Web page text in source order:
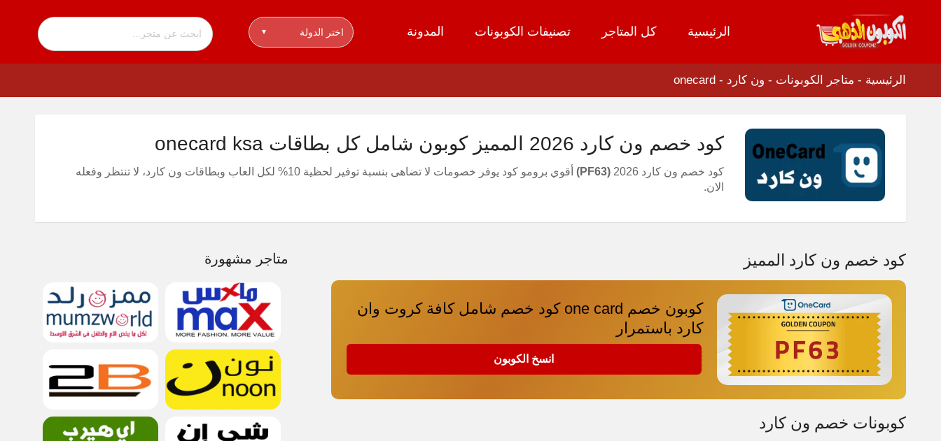
تخطي
المحتوى
الرئيسية كل المتاجر تصنيفات الكوبونات المدونة اختر الدولة ▾
الرئيسية - متاجر الكوبونات - ون كارد - onecard
كود خصم ون كارد 2026 المميز كوبون شامل كل بطاقات onecard ksa
كود خصم ون كارد 2026 (PF63)
أقوي برومو كود يوفر خصومات لا تضاهى بنسبة توفير لحظية 10% لكل العاب وبطاقات ون كارد، لا تنتظر وفعله
الان.
كود خصم ون كارد المميز
كوبون خصم one card كود خصم شامل كافة كروت وان
كارد باستمرار
انسخ الكوبون
كوبونات خصم ون كارد
متاجر مشهورة